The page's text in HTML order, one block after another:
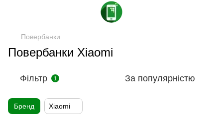
Повербанки
Повербанки Xiaomi
Фільтр 1 За популярністю
Бренд Xiaomi